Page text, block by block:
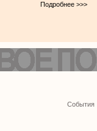
Подробнее >>>
События